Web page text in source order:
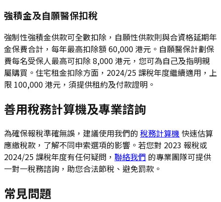
強積金及自願醫保扣稅
強制性強積金供款可全數扣除，自願性供款則與合資格延期年
金保費合計，每年最高扣除額 60,000 港元。自願醫保計劃保
費每名受保人最高可扣除 8,000 港元，您可為自己及指明親
屬購買。住宅租金扣除方面，2024/25 課稅年度繼續適用，上
限 100,000 港元，須提供租約及付款證明。
善用稅務計算機及專業諮詢
為確保報稅準確無誤，建議使用我們的 稅務計算機 快速估算
應繳稅款，了解不同申索選項的影響。若您對 2023 報稅或
2024/25 課稅年度有任何疑問， 聯絡我們 的專業團隊可提供
一對一稅務諮詢，助您合法節稅、避免罰款。
常見問題